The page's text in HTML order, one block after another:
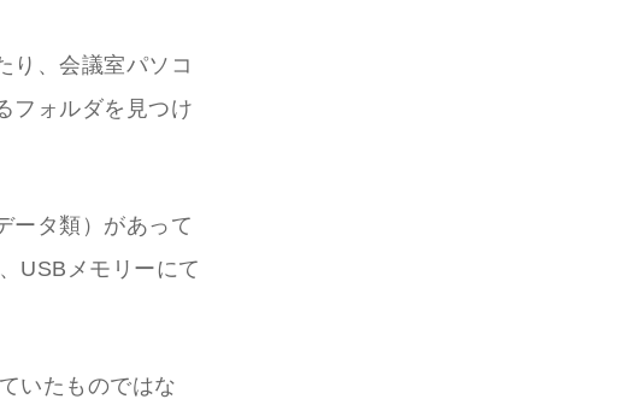
り、会議室パソコ
フォルダを見つけ
ータ類）があって
USBメモリーにて
いたものではな